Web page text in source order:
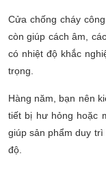
Cửa chống cháy
còn giúp cách âm,
có nhiệt độ khắc
trọng.
Hàng năm, bạn nên
tiết bị hư hỏng hoặc
giúp sản phẩm duy
độ.